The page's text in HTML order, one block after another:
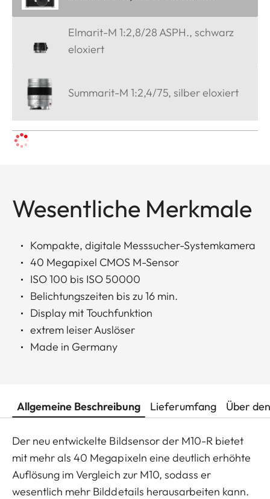
Elmarit-M 1:2,8/28 ASPH., schwarz
eloxiert
Summarit-M 1:2,4/75, silber eloxiert
Wesentliche Merkmale
Kompakte, digitale Messsucher-Systemkamera
40 Megapixel CMOS M-Sensor
ISO 100 bis ISO 50000
Belichtungszeiten bis zu 16 min.
Display mit Touchfunktion
extrem leiser Auslöser
Made in Germany
Allgemeine Beschreibung Lieferumfang Über
Der neu entwickelte Bildsensor der M10-R bietet
mit mehr als 40 Megapixeln eine deutlich erhöhte
Auflösung im Vergleich zur M10, sodass er
wesentlich mehr Bilddetails herausarbeiten kann.